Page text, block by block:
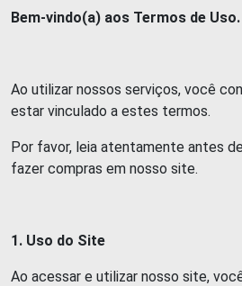
Bem-vindo(a) aos Termos de Uso.
Ao utilizar nossos serviços, você
estar vinculado a estes termos.
Por favor, leia atentamente antes
fazer compras em nosso site.
1. Uso do Site
Ao acessar e utilizar nosso site,